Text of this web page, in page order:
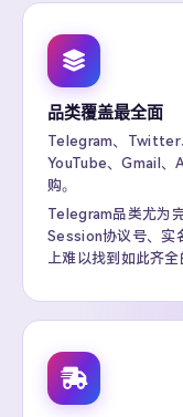
品类覆盖最全面
Telegram、Twitter
YouTube、Gmail、
购。
Telegram品类尤为
Session协议号、实
上难以找到如此齐全